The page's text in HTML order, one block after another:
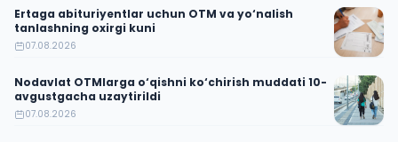
Ertaga abituriyentlar uchun OTM va yo‘nalish
tanlashning oxirgi kuni
07.08.2026
Nodavlat OTMlarga o‘qishni ko‘chirish muddati 10-
avgustgacha uzaytirildi
07.08.2026